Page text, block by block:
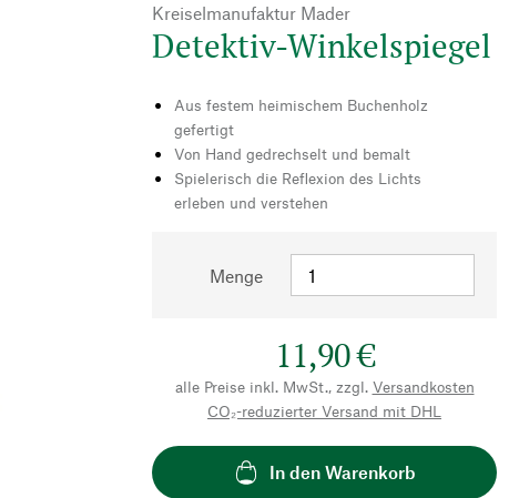
Kreiselmanufaktur Mader
Detektiv-Winkelspiegel
Aus festem heimischem Buchenholz
gefertigt
Von Hand gedrechselt und bemalt
Spielerisch die Reflexion des Lichts
erleben und verstehen
Menge
11,90 €
alle Preise inkl. MwSt., zzgl. Versandkosten
CO₂-reduzierter Versand mit DHL
In den Warenkorb